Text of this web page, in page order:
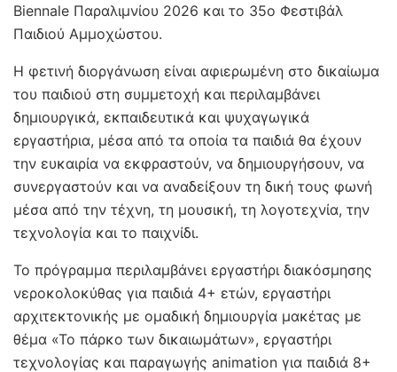
Biennale Παραλιμνίου 2026 και το 35ο Φεστιβάλ
Παιδιού Αμμοχώστου.
Η φετινή διοργάνωση είναι αφιερωμένη στο δικαίωμα
του παιδιού στη συμμετοχή και περιλαμβάνει
δημιουργικά, εκπαιδευτικά και ψυχαγωγικά
εργαστήρια, μέσα από τα οποία τα παιδιά θα έχουν
την ευκαιρία να εκφραστούν, να δημιουργήσουν, να
συνεργαστούν και να αναδείξουν τη δική τους φωνή
μέσα από την τέχνη, τη μουσική, τη λογοτεχνία, την
τεχνολογία και το παιχνίδι.
Το πρόγραμμα περιλαμβάνει εργαστήρι διακόσμησης
νεροκολοκύθας για παιδιά 4+ ετών, εργαστήρι
αρχιτεκτονικής με ομαδική δημιουργία μακέτας με
θέμα «Το πάρκο των δικαιωμάτων», εργαστήρι
τεχνολογίας και παραγωγής animation για παιδιά 8+